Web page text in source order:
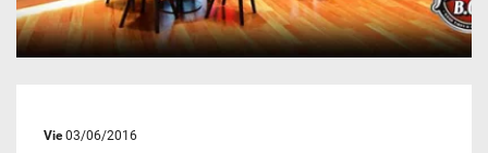
Vie03/06/2016